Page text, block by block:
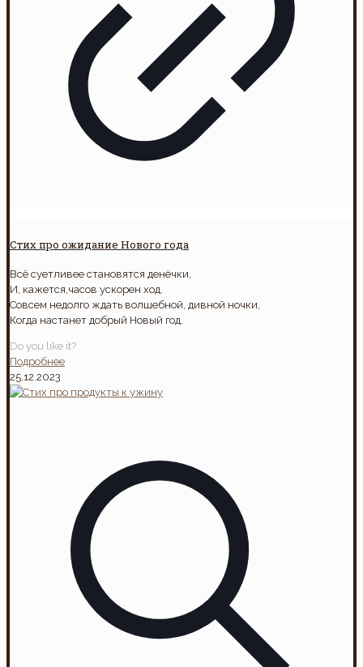
Стих про ожидание Нового года
Всё суетливее становятся денёчки,
И, кажется,часов ускорен ход.
Совсем недолго ждать волшебной, дивной ночки,
Когда настанет добрый Новый год.
Do you like it?
Подробнее
25.12.2023